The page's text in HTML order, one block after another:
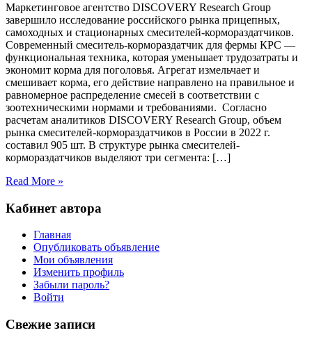
Маркетинговое агентство DISCOVERY Research Group
завершило исследование российского рынка прицепных,
самоходных и стационарных смесителей-кормораздатчиков.
Современный смеситель-кормораздатчик для фермы КРС —
функциональная техника, которая уменьшает трудозатраты и
экономит корма для поголовья. Агрегат измельчает и
смешивает корма, его действие направлено на правильное и
равномерное распределение смесей в соответствии с
зоотехническими нормами и требованиями. Согласно
расчетам аналитиков DISCOVERY Research Group, объем
рынка смесителей-кормораздатчиков в России в 2022 г.
составил 905 шт. В структуре рынка смесителей-
кормораздатчиков выделяют три сегмента: […]
Read More »
Кабинет автора
Главная
Опубликовать объявление
Мои объявления
Изменить профиль
Забыли пароль?
Войти
Свежие записи